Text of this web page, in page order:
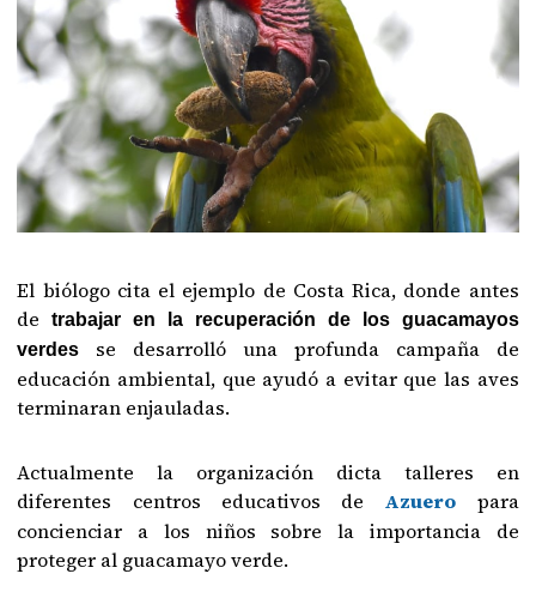
El biólogo cita el ejemplo de Costa Rica, donde antes
de trabajar en la recuperación de los guacamayos
verdes
se desarrolló una profunda campaña de
educación ambiental, que ayudó a evitar que las aves
terminaran enjauladas.
Actualmente la organización dicta talleres en
diferentes centros educativos de Azuero para
concienciar a los niños sobre la importancia de
proteger al guacamayo verde.